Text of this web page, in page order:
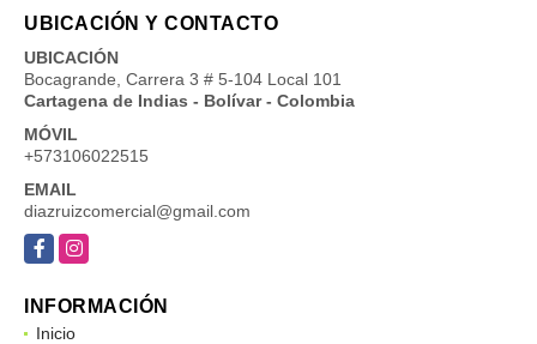
UBICACIÓN Y CONTACTO
UBICACIÓN
Bocagrande, Carrera 3 # 5-104 Local 101
Cartagena de Indias - Bolívar - Colombia
MÓVIL
+573106022515
EMAIL
diazruizcomercial@gmail.com
FacebookInstagram
INFORMACIÓN
Inicio